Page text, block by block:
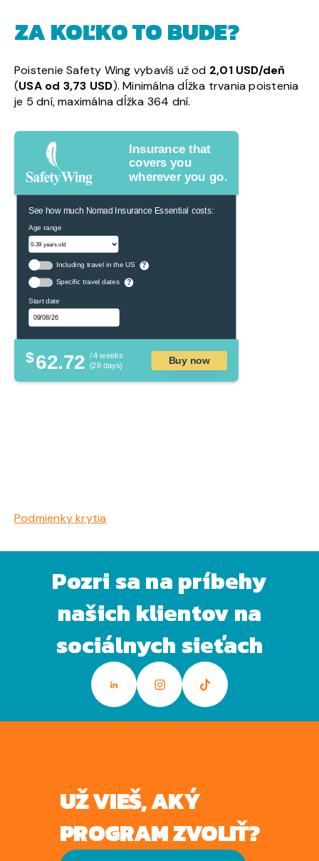
ZA KOĽKO TO BUDE?
Poistenie Safety Wing vybavíš už od 2,01 USD/deň
(USA od 3,73 USD). Minimálna dĺžka trvania poistenia
je 5 dní, maximálna dĺžka 364 dní.
Insurance that
covers you
wherever you go.
See how much Nomad Insurance Essential costs:
Age range
Including travel in the US ?
Specific travel dates ?
Start date
$62.72 / 4 weeks
(28 days)
Buy now
Podmienky krytia
Pozri sa na príbehy
našich klientov na
sociálnych sieťach
UŽ VIEŠ, AKÝ
PROGRAM ZVOLIŤ?